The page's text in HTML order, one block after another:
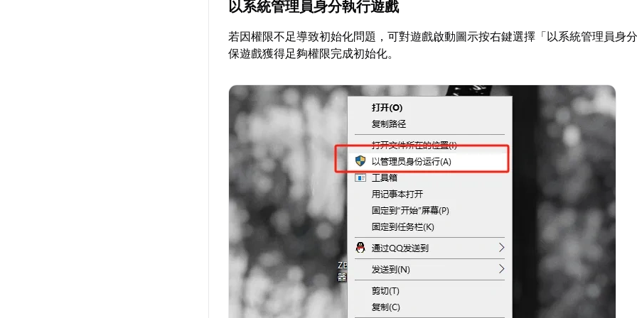
以系統管理員身分執行遊戲
若因權限不足導致初始化問題，可對遊戲啟動圖示按右鍵選擇「以系統管理員身
保遊戲獲得足夠權限完成初始化。